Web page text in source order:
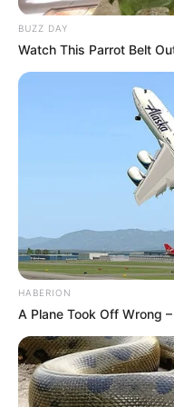
doces.
BUZZ DAY
Watch This Parrot Belt
HABERION
A Plane Took Off Wrong